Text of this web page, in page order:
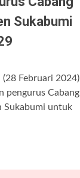
Sukabumi
Februari 2024)
pengurus Cabang
Sukabumi untuk